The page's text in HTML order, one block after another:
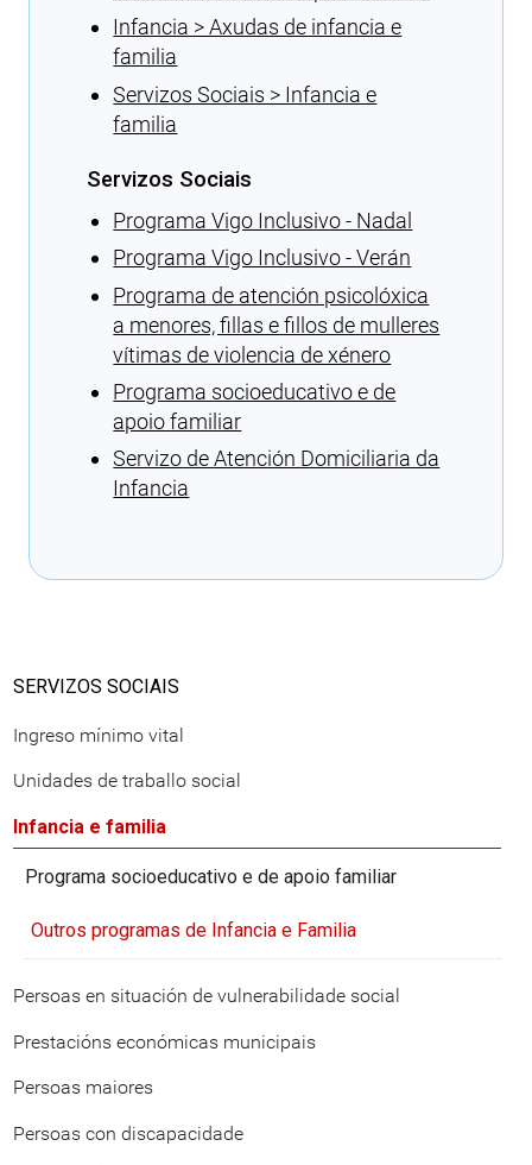
Infancia > Axudas de infancia e
familia
Servizos Sociais > Infancia e
familia
Servizos Sociais
Programa Vigo Inclusivo - Nadal
Programa Vigo Inclusivo - Verán
Programa de atención psicolóxica
a menores, fillas e fillos de mulleres
vítimas de violencia de xénero
Programa socioeducativo e de
apoio familiar
Servizo de Atención Domiciliaria da
Infancia
SERVIZOS SOCIAIS
Ingreso mínimo vital
Unidades de traballo social
Infancia e familia
Programa socioeducativo e de apoio familiar
Outros programas de Infancia e Familia
Persoas en situación de vulnerabilidade social
Prestacións económicas municipais
Persoas maiores
Persoas con discapacidade